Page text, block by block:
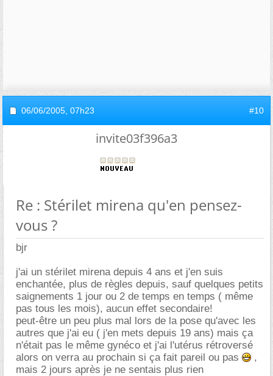
06/06/2005, 07h23 #10
invite03f396a3
Re : Stérilet mirena qu'en pensez-
vous ?
bjr
j'ai un stérilet mirena depuis 4 ans et j'en suis
enchantée, plus de règles depuis, sauf quelques petits
saignements 1 jour ou 2 de temps en temps ( même
pas tous les mois), aucun effet secondaire!
peut-être un peu plus mal lors de la pose qu'avec les
autres que j'ai eu ( j'en mets depuis 19 ans) mais ça
n'était pas le même gynéco et j'ai l'utérus rétroversé
alors on verra au prochain si ça fait pareil ou pas
,
mais 2 jours après je ne sentais plus rien